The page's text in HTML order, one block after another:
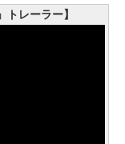
トレーラー】